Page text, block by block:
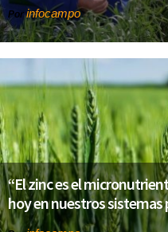
Porinfocampo
“El zinc es el
hoy en nuestros